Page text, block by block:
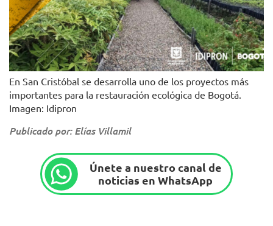
En San Cristóbal se desarrolla uno de los proyectos más
importantes para la restauración ecológica de Bogotá.
Imagen: Idipron
Publicado por: Elías Villamil
Únete a nuestro canal de
noticias en WhatsApp